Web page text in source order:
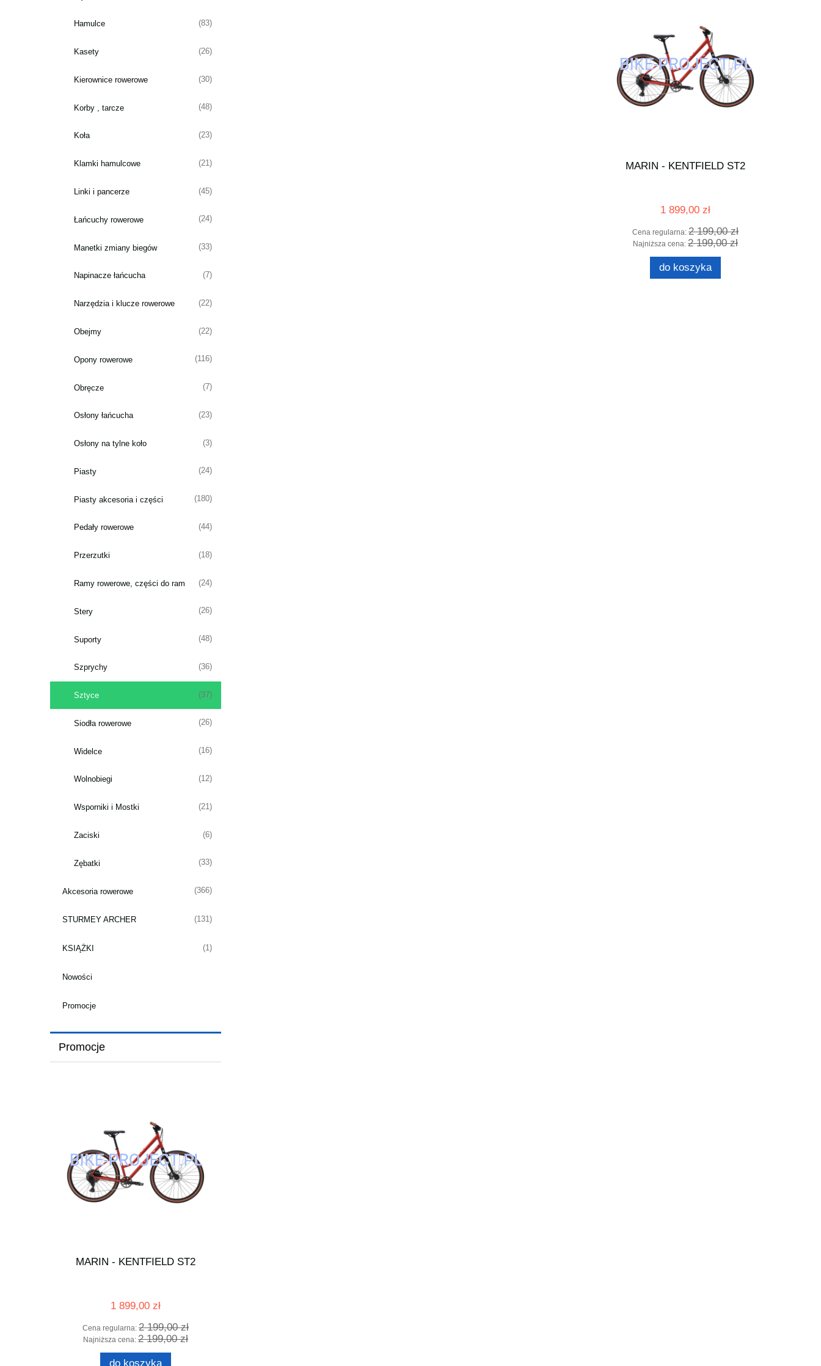
Hamulce (83)
Kasety (26)
Kierownice rowerowe (30)
Korby , tarcze (48)
Koła (23)
Klamki hamulcowe (21)
Linki i pancerze (45)
Łańcuchy rowerowe (24)
Manetki zmiany biegów (33)
Napinacze łańcucha (7)
Narzędzia i klucze rowerowe (22)
Obejmy (22)
Opony rowerowe (116)
Obręcze (7)
Osłony łańcucha (23)
Osłony na tylne koło (3)
Piasty (24)
Piasty akcesoria i części (180)
Pedały rowerowe (44)
Przerzutki (18)
Ramy rowerowe, części do ram (24)
Stery (26)
Suporty (48)
Szprychy (36)
Sztyce (37)
Siodła rowerowe (26)
Widelce (16)
Wolnobiegi (12)
Wsporniki i Mostki (21)
Zaciski (6)
Zębatki (33)
Akcesoria rowerowe (366)
STURMEY ARCHER (131)
KSIĄŻKI (1)
Nowości
Promocje
Promocje
MARIN - KENTFIELD ST2
1 899,00 zł
Cena regularna: 2 199,00 zł
Najniższa cena: 2 199,00 zł
do koszyka
MARIN - KENTFIELD ST2
1 899,00 zł
Cena regularna: 2 199,00 zł
Najniższa cena: 2 199,00 zł
do koszyka